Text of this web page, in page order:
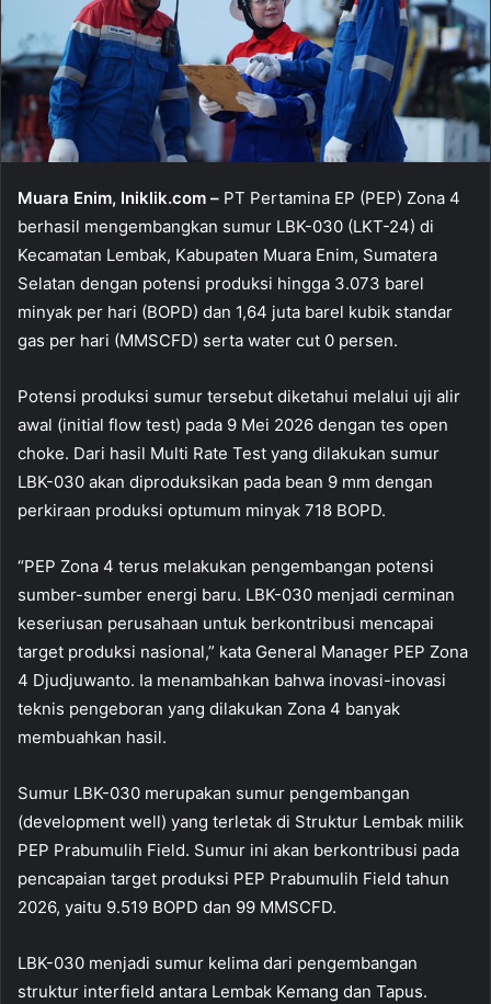
Muara Enim, Iniklik.com – PT Pertamina EP (PEP) Zona 4
berhasil mengembangkan sumur LBK-030 (LKT-24) di
Kecamatan Lembak, Kabupaten Muara Enim, Sumatera
Selatan dengan potensi produksi hingga 3.073 barel
minyak per hari (BOPD) dan 1,64 juta barel kubik standar
gas per hari (MMSCFD) serta water cut 0 persen.
Potensi produksi sumur tersebut diketahui melalui uji alir
awal (initial flow test) pada 9 Mei 2026 dengan tes open
choke. Dari hasil Multi Rate Test yang dilakukan sumur
LBK-030 akan diproduksikan pada bean 9 mm dengan
perkiraan produksi optumum minyak 718 BOPD.
“PEP Zona 4 terus melakukan pengembangan potensi
sumber-sumber energi baru. LBK-030 menjadi cerminan
keseriusan perusahaan untuk berkontribusi mencapai
target produksi nasional,” kata General Manager PEP Zona
4 Djudjuwanto. Ia menambahkan bahwa inovasi-inovasi
teknis pengeboran yang dilakukan Zona 4 banyak
membuahkan hasil.
Sumur LBK-030 merupakan sumur pengembangan
(development well) yang terletak di Struktur Lembak milik
PEP Prabumulih Field. Sumur ini akan berkontribusi pada
pencapaian target produksi PEP Prabumulih Field tahun
2026, yaitu 9.519 BOPD dan 99 MMSCFD.
LBK-030 menjadi sumur kelima dari pengembangan
struktur interfield antara Lembak Kemang dan Tapus.